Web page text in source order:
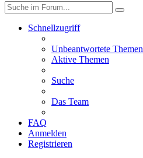
Schnellzugriff
Unbeantwortete Themen
Aktive Themen
Suche
Das Team
FAQ
Anmelden
Registrieren